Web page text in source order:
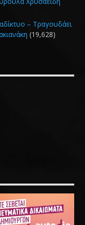
– Τραγουδάει
(19,628)